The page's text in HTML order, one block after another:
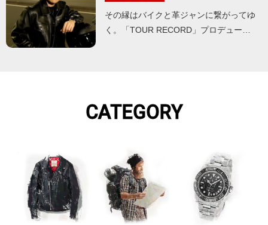
その縁はバイクと革ジャンに繋がってゆ
く。「TOUR RECORD」プロデュー…
CATEGORY